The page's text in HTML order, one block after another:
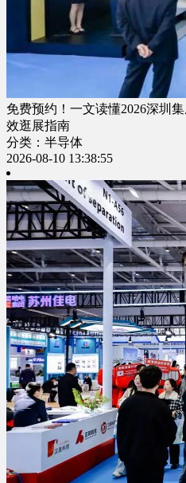
免费预约！一文读懂2026深圳
效逛展指南
分类：半导体
2026-08-10 13:38:55